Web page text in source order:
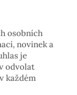
osobních
novinek a
je
odvolat
každém